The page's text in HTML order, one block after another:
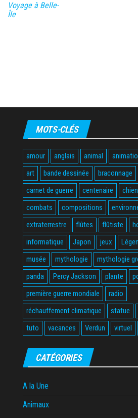
Voyage à Belle-
Île
MOTS-CLÉS
amour anglais animal
art
bande dessinée braconnage
carnet de guerre
centenaire chien
combats
compositions
extraterrestre
flûtes flûtiste
informatique
Japon jeux
musée
mythologie mythologie
panda
Percy Jackson plante
première guerre mondiale
radio
réchauffement climatique
statue
tuto
vacances Verdun virtuel
CATÉGORIES
A la Une
Animaux